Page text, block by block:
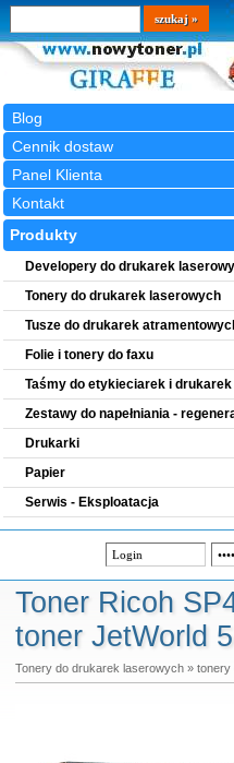
Blog
Cennik dostaw
Panel Klienta
Kontakt
Wyszukiwarka
szukaj
Produkty
Developery do drukarek
Tonery do drukarek laserowych
Tusze do drukarek
Folie i tonery do faxu
Taśmy do etykieciarek i drukarek
Zestawy do napełniania -
Drukarki
Papier
Serwis - Eksploatacja
Toner Ricoh
toner JetWorld
Tonery do drukarek laserowych» tonery